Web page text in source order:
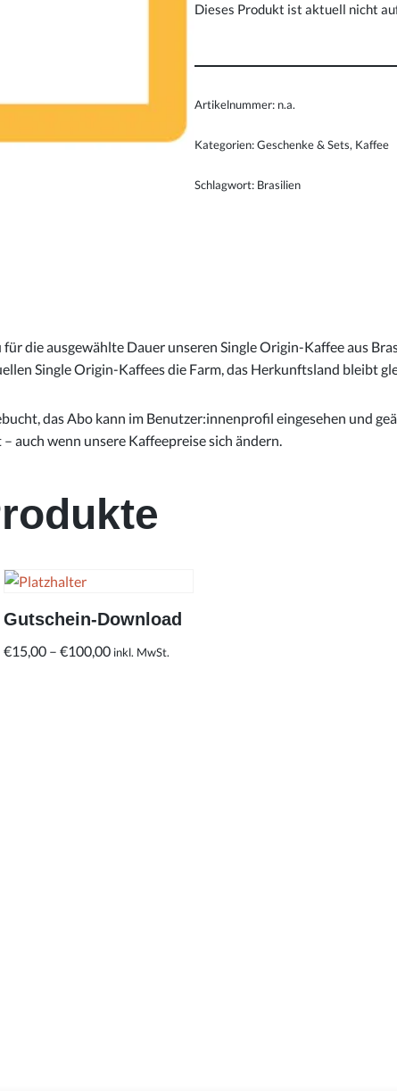
Dieses Produkt ist aktuell nicht
Artikelnummer: n.a.
Kategorien:Geschenke & Sets, Kaffee
Schlagwort: Brasilien
die ausgewählte Dauer unseren Single Origin-Kaffee aus
Single Origin-Kaffees die Farm, das Herkunftsland bleibt
das Abo kann im Benutzer:innenprofil eingesehen und
auch wenn unsere Kaffeepreise sich ändern.
Gutschein-Download
€15,00 –€100,00 inkl. MwSt.